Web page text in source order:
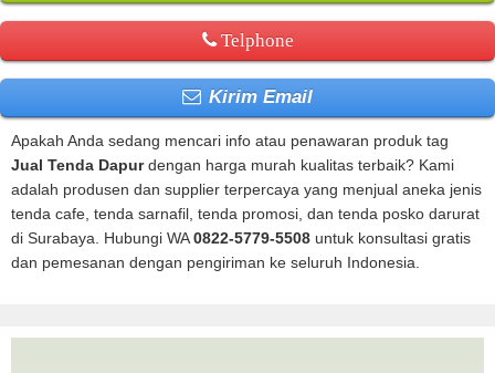
Telphone
Kirim Email
Apakah Anda sedang mencari info atau penawaran produk tag
Jual Tenda Dapurdengan harga murah kualitas terbaik? Kami
adalah produsen dan supplier terpercaya yang menjual aneka jenis
tenda cafe, tenda sarnafil, tenda promosi, dan tenda posko darurat
di Surabaya. Hubungi WA0822-5779-5508 untuk konsultasi gratis
dan pemesanan dengan pengiriman ke seluruh Indonesia.